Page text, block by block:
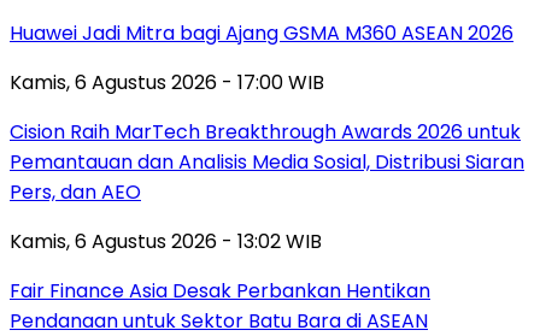
Huawei Jadi Mitra bagi Ajang GSMA M360 ASEAN 2026
Kamis, 6 Agustus 2026 - 17:00 WIB
Cision Raih MarTech Breakthrough Awards 2026 untuk
Pemantauan dan Analisis Media Sosial, Distribusi Siaran
Pers, dan AEO
Kamis, 6 Agustus 2026 - 13:02 WIB
Fair Finance Asia Desak Perbankan Hentikan
Pendanaan untuk Sektor Batu Bara di ASEAN